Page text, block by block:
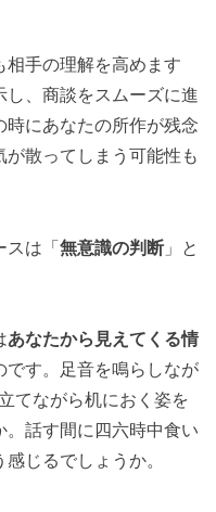
相手の理解を高めます
し、商談をスムーズに進
にあなたの所作が残念
散ってしまう可能性も
は「 無意識の判断 」と
あなたから見えてくる情
です。足音を鳴らしなが
てながら机におく姿を
。話す間に四六時中食い
じるでしょうか。